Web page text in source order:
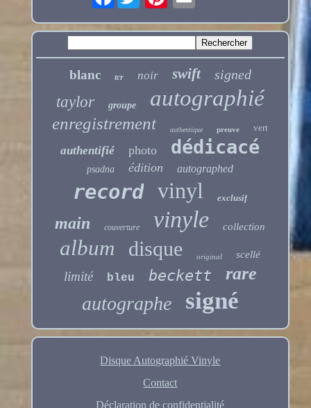
blanc tcr noir swift signed
taylor groupe autographié
enregistrement authentique preuve vert
authentifié photo dédicacé
psadna édition autographed
record vinyl exclusif
main couverture vinyle collection
album disque original scellé
limité bleu beckett rare
autographe signé
Disque Autographié Vinyle
Contact
Déclaration de confidentialité